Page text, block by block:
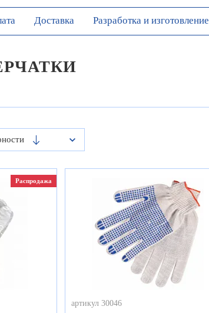
Доставка Разработка и изготовление
Распродажа
артикул 30046